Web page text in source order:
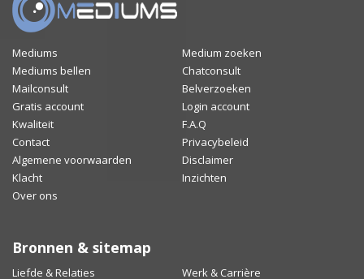
Mediums
Medium zoeken
Mediums bellen
Chatconsult
Mailconsult
Belverzoeken
Gratis account
Login account
Kwaliteit
F.A.Q
Contact
Privacybeleid
Algemene voorwaarden
Disclaimer
Klacht
Inzichten
Over ons
Bronnen & sitemap
Liefde & Relaties Werk & Carrière